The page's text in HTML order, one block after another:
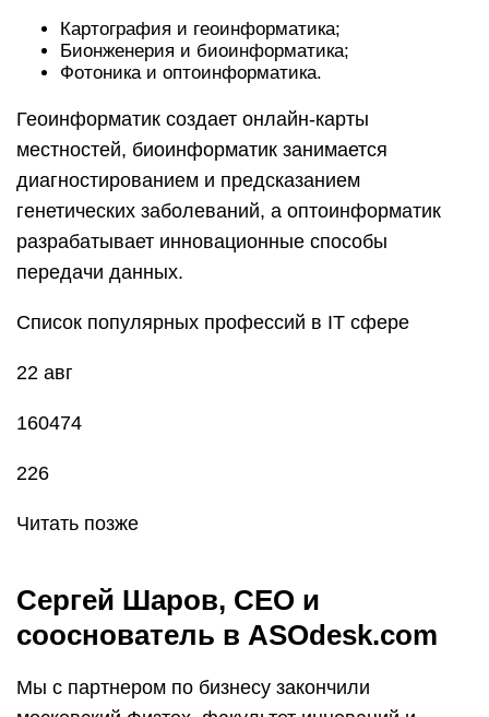
Картография и геоинформатика;
Бионженерия и биоинформатика;
Фотоника и оптоинформатика.
Геоинформатик создает онлайн-карты
местностей, биоинформатик занимается
диагностированием и предсказанием
генетических заболеваний, а оптоинформатик
разрабатывает инновационные способы
передачи данных.
Список популярных профессий в IT сфере
22 авг
160474
226
Читать позже
Сергей Шаров, CEO и
сооснователь в ASOdesk.com
Мы с партнером по бизнесу закончили